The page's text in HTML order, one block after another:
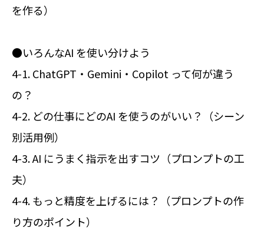
を作る）
●いろんなAI を使い分けよう
4-1. ChatGPT・Gemini・Copilot って何が違う
の？
4-2. どの仕事にどのAI を使うのがいい？（シーン
別活用例）
4-3. AI にうまく指示を出すコツ（プロンプトの工
夫）
4-4. もっと精度を上げるには？（プロンプトの作
り方のポイント）